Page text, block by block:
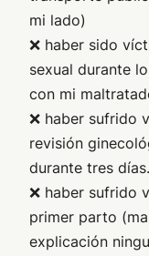
mi lado)
❌ haber sido
sexual durante
con mi
❌ haber sufrido
revisión
durante tres días.
❌ haber sufrido
primer parto
explicación